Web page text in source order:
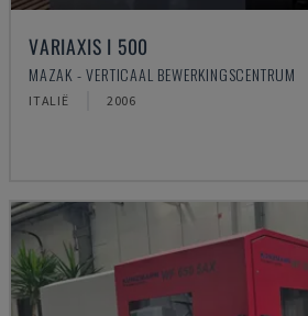
VARIAXIS I 500
MAZAK - VERTICAAL BEWERKINGSCENTRUM
ITALIË 2006